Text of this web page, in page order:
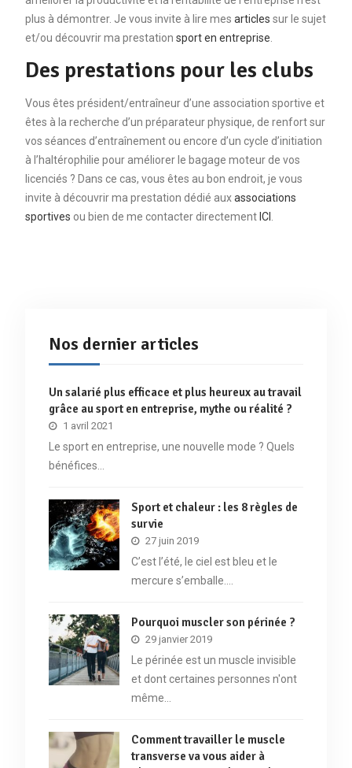
plus à démontrer. Je vous invite à lire mes articles sur le sujet
et/ou découvrir ma prestation sport en entreprise.
Des prestations pour les clubs
Vous êtes président/entraîneur d’une association sportive et
êtes à la recherche d’un préparateur physique, de renfort sur
vos séances d’entraînement ou encore d’un cycle d’initiation
à l’haltérophilie pour améliorer le bagage moteur de vos
licenciés ? Dans ce cas, vous êtes au bon endroit, je vous
invite à découvrir ma prestation dédié auxassociations
sportives ou bien de me contacter directement ICI .
Nos dernier articles
Un salarié plus efficace et plus heureux au travail
grâce au sport en entreprise, mythe ou réalité ?
1 avril 2021
Le sport en entreprise, une nouvelle mode ? Quels
bénéfices…
Sport et chaleur : les 8 règles de
survie
27 juin 2019
C’est l’été, le ciel est bleu et le
mercure s’emballe.…
Pourquoi muscler son périnée ?
29 janvier 2019
Le périnée est un muscle invisible
et dont certaines personnes n'ont
même…
Comment travailler le muscle
transverse va vous aider à